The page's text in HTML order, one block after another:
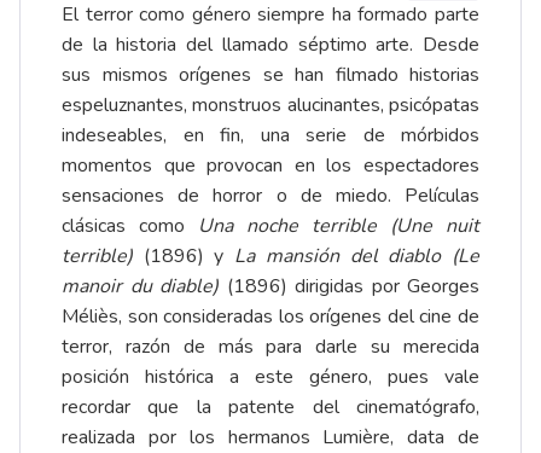
El terror como género siempre ha formado parte
de la historia del llamado séptimo arte. Desde
sus mismos orígenes se han filmado historias
espeluznantes, monstruos alucinantes, psicópatas
indeseables, en fin, una serie de mórbidos
momentos que provocan en los espectadores
sensaciones de horror o de miedo. Películas
clásicas como Una noche terrible (Une nuit
terrible) (1896) y La mansión del diablo (Le
manoir du diable) (1896) dirigidas por Georges
Méliès, son consideradas los orígenes del cine de
terror, razón de más para darle su merecida
posición histórica a este género, pues vale
recordar que la patente del cinematógrafo,
realizada por los hermanos Lumière, data de